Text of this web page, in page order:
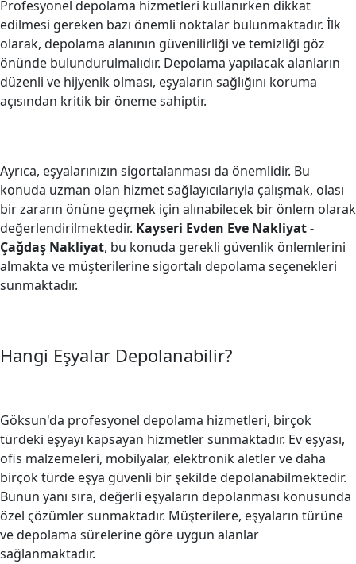
Profesyonel depolama hizmetleri kullanırken dikkat
edilmesi gereken bazı önemli noktalar bulunmaktadır. İlk
olarak, depolama alanının güvenilirliği ve temizliği göz
önünde bulundurulmalıdır. Depolama yapılacak alanların
düzenli ve hijyenik olması, eşyaların sağlığını koruma
açısından kritik bir öneme sahiptir.
Ayrıca, eşyalarınızın sigortalanması da önemlidir. Bu
konuda uzman olan hizmet sağlayıcılarıyla çalışmak, olası
bir zararın önüne geçmek için alınabilecek bir önlem olarak
değerlendirilmektedir. Kayseri Evden Eve Nakliyat -
Çağdaş Nakliyat, bu konuda gerekli güvenlik önlemlerini
almakta ve müşterilerine sigortalı depolama seçenekleri
sunmaktadır.
Hangi Eşyalar Depolanabilir?
Göksun'da profesyonel depolama hizmetleri, birçok
türdeki eşyayı kapsayan hizmetler sunmaktadır. Ev eşyası,
ofis malzemeleri, mobilyalar, elektronik aletler ve daha
birçok türde eşya güvenli bir şekilde depolanabilmektedir.
Bunun yanı sıra, değerli eşyaların depolanması konusunda
özel çözümler sunmaktadır. Müşterilere, eşyaların türüne
ve depolama sürelerine göre uygun alanlar
sağlanmaktadır.